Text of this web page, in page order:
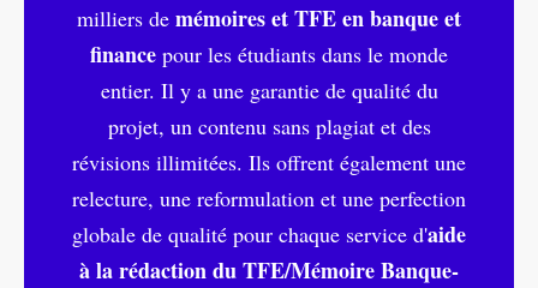
milliers de mémoires et TFE en banque et
finance pour les étudiants dans le monde
entier. Il y a une garantie de qualité du
projet, un contenu sans plagiat et des
révisions illimitées. Ils offrent également une
relecture, une reformulation et une perfection
globale de qualité pour chaque service d'aide
à la rédaction du TFE/Mémoire Banque-